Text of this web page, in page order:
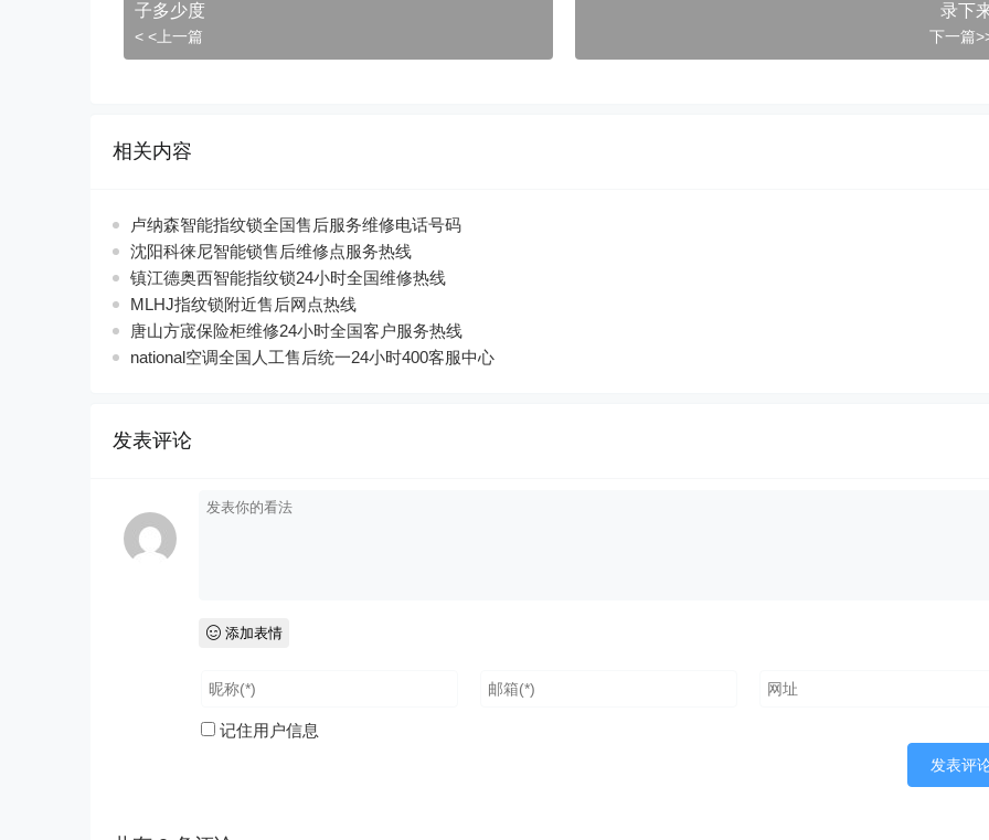
子多少度
< <上一篇
录下
下一篇
相关内容
卢纳森智能指纹锁全国售后服务维修电话号码
沈阳科徕尼智能锁售后维修点服务热线
镇江德奥西智能指纹锁24小时全国维修热线
MLHJ指纹锁附近售后网点热线
唐山方宬保险柜维修24小时全国客户服务热线
national空调全国人工售后统一24小时400客服中心
发表评论
添加表情
记住用户信息